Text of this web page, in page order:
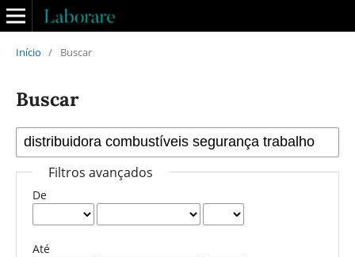
Início / Buscar
Buscar
Filtros avançados
De
Até